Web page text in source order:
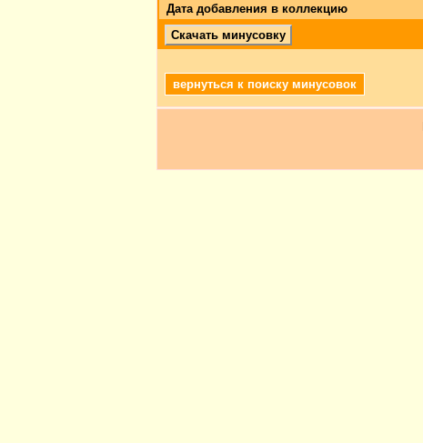
Дата добавления в коллекцию
Скачать минусовку
вернуться к поиску минусовок